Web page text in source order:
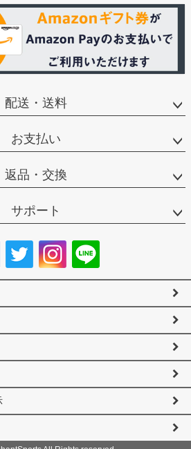
配送・送料
お支払い
返品・交換
サポート